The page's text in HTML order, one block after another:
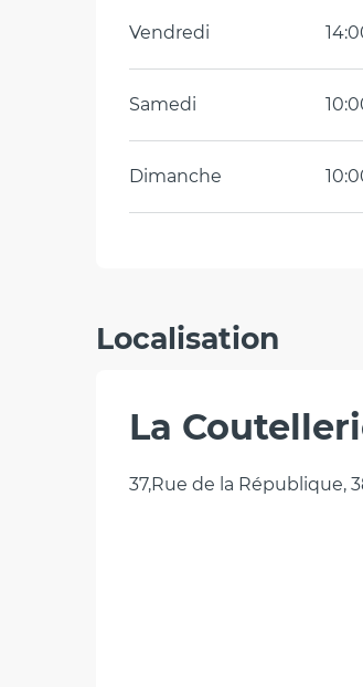
Vendredi
Samedi
Dimanche
Localisation
La
37,Rue de la République,